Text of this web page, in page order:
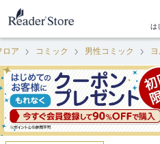
は
ロア コミック 男性コミック